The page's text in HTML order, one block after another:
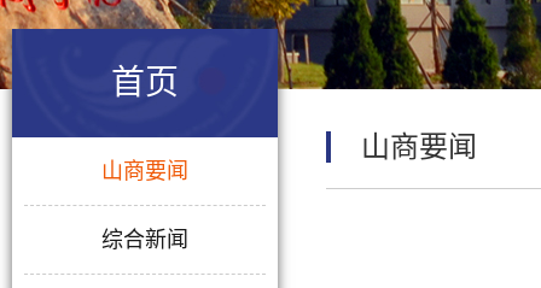
首页
山商要闻
综合新闻
山商要闻